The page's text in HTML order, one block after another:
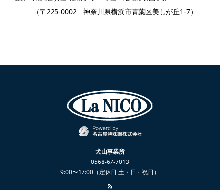
（〒225-0002 神奈川県横浜市青葉区美しが丘1-7）
犬山事業所
0568-67-7013
9:00〜17:00（定休日 土・日・祝日）